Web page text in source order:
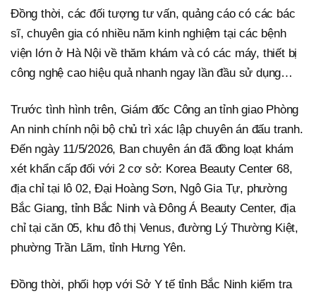
Đồng thời, các đối tượng tư vấn, quảng cáo có các bác
sĩ, chuyên gia có nhiều năm kinh nghiệm tại các bệnh
viện lớn ở Hà Nội về thăm khám và có các máy, thiết bị
công nghệ cao hiệu quả nhanh ngay lần đầu sử dụng…
Trước tình hình trên, Giám đốc Công an tỉnh giao Phòng
An ninh chính nội bộ chủ trì xác lập chuyên án đấu tranh.
Đến ngày 11/5/2026, Ban chuyên án đã đồng loạt khám
xét khẩn cấp đối với 2 cơ sở: Korea Beauty Center 68,
địa chỉ tại lô 02, Đại Hoàng Sơn, Ngô Gia Tự, phường
Bắc Giang, tỉnh Bắc Ninh và Đông Á Beauty Center, địa
chỉ tại căn 05, khu đô thị Venus, đường Lý Thường Kiệt,
phường Trần Lãm, tỉnh Hưng Yên.
Đồng thời, phối hợp với Sở Y tế tỉnh Bắc Ninh kiểm tra